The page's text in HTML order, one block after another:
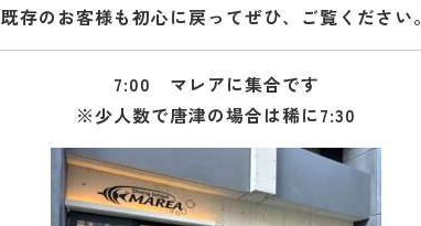
既存のお客様も初心に戻ってぜひ、ご覧ください。
7:00 マレアに集合です
※少人数で唐津の場合は稀に7:30